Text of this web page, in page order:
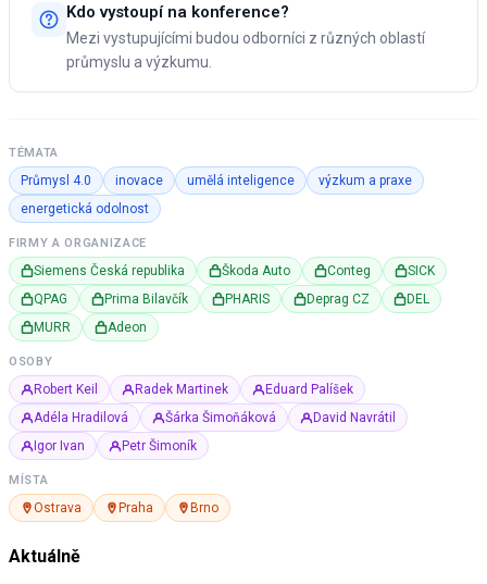
Kdo vystoupí na konference?
Mezi vystupujícími budou odborníci z různých oblastí
průmyslu a výzkumu.
TÉMATA
Průmysl 4.0 inovace umělá inteligence
výzkum a praxe
energetická odolnost
FIRMY A ORGANIZACE
Siemens Česká republika Škoda Auto Conteg
SICK
QPAG
Prima Bilavčík PHARIS Deprag CZ
DEL
MURR
Adeon
OSOBY
Robert Keil Radek Martinek
Eduard Palíšek
Adéla Hradilová
Šárka Šimoňáková
David Navrátil
Igor Ivan
Petr Šimoník
MÍSTA
Ostrava Praha Brno
Aktuálně